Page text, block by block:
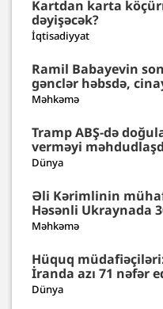
Kartdan karta
dəyişəcək?
İqtisadiyyat
Ramil Babayevin
gənclər həbsdə,
Məhkəmə
Tramp ABŞ-də
verməyi
Dünya
Əli Kərimlinin
Həsənli Ukraynada
Məhkəmə
Hüquq
İranda azı 71 nəfər
Dünya